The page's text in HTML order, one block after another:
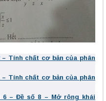
Tính chất cơ bản của phân
Tính chất cơ bản của phân
– Đề số 8 – Mở rộng khái